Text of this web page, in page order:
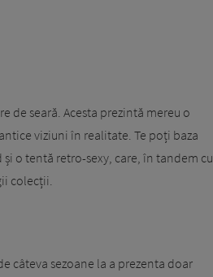
de seară. Acesta prezintă mereu o
viziuni în realitate. Te poți baza
o tentă retro-sexy, care, în tandem cu
colecții.
câteva sezoane la a prezenta doar